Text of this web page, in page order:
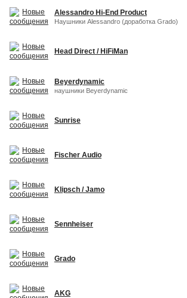
Alessandro Hi-End Product
Наушники Alessandro (доработка Grado)
Head Direct / HiFiMan
Beyerdynamic
наушники Beyerdynamic
Sunrise
Fischer Audio
Klipsch / Jamo
Sennheiser
Grado
AKG